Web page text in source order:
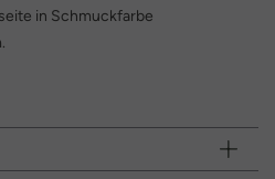
in Schmuckfarbe